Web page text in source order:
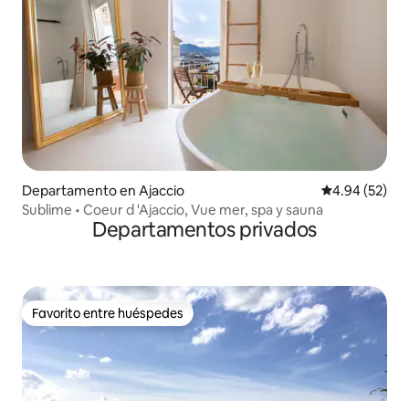
Departamento en Ajaccio Calificación
4.94 (52)
Sublime • Coeur d 'Ajaccio, Vue mer, spa y sauna
Departamentos privados
Favorito entre huéspedes
Favorito entre huéspedes